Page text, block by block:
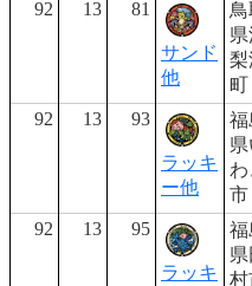
92 13 81
サンド
他
鳥
梨
町
92
13 93
ラッキ
ー他
福
県
わ
市
92
13 95
ラッキ
福
県
村